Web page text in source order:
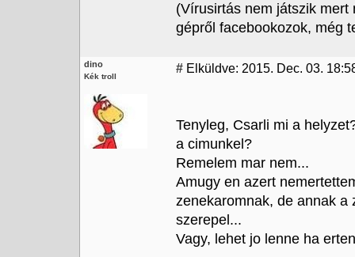
(Vírusirtás nem játszik
gépről facebookozok, még
dino
Kék troll
# Elküldve: 2015. Dec. 03.
Tenyleg, Csarli mi a
a cimunkel?
Remelem mar nem...
Amugy en azert
zenekaromnak, de annak a
szerepel...
Vagy, lehet jo lenne ha